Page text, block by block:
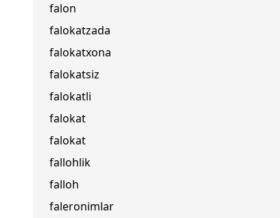
falon
falokatzada
falokatxona
falokatsiz
falokatli
falokat
falokat
fallohlik
falloh
faleronimlar